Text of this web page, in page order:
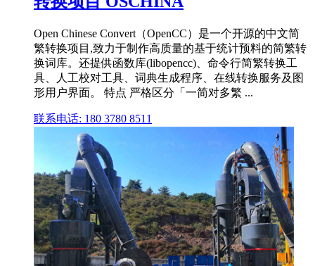
Open Chinese Convert（OpenCC）是一个开源的中文简
繁转换项目,致力于制作高质量的基于统计预料的简繁转
换词库。还提供函数库(libopencc)、命令行简繁转换工
具、人工校对工具、词典生成程序、在线转换服务及图
形用户界面。 特点 严格区分「一简对多繁 ...
联系电话: 180 3780 8511